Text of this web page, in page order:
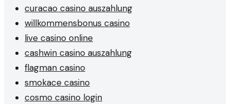
curacao casino auszahlung
willkommensbonus casino
live casino online
cashwin casino auszahlung
flagman casino
smokace casino
cosmo casino login